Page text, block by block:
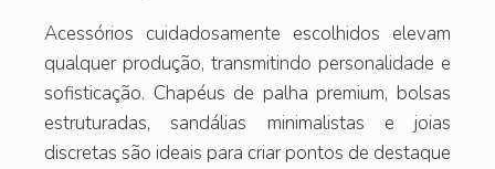
Acessórios cuidadosamente escolhidos elevam
qualquer produção, transmitindo personalidade e
sofisticação. Chapéus de palha premium, bolsas
estruturadas, sandálias minimalistas e joias
discretas são ideais para criar pontos de destaque